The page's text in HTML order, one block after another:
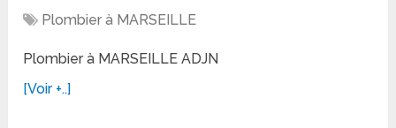
Plombier à MARSEILLE
Plombier à MARSEILLE ADJN
[Voir +..]